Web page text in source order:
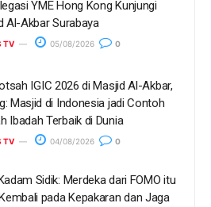
YME Hong Kong Kunjungi
Al-Akbar Surabaya
TV 05/08/2026 0
IGIC 2026 di Masjid Al-Akbar,
Masjid di Indonesia jadi Contoh
Ibadah Terbaik di Dunia
TV 04/08/2026 0
Sidik: Merdeka dari FOMO itu
pada Kepakaran dan Jaga